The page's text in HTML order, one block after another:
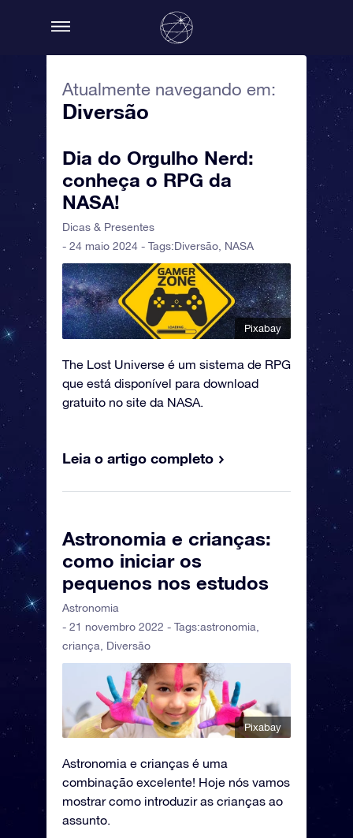
Atualmente navegando em:
Diversão
Dia do Orgulho Nerd:
conheça o RPG da
NASA!
Dicas & Presentes
- 24 maio 2024 - Tags:Diversão NASA
Pixabay
The Lost Universe é um sistema de RPG
que está disponível para download
gratuito no site da NASA.
Leia o artigo completo
Astronomia e crianças:
como iniciar os
pequenos nos estudos
Astronomia
- 21 novembro 2022 - Tags:astronomia
criança
Diversão
Pixabay
Astronomia e crianças é uma
combinação excelente! Hoje nós vamos
mostrar como introduzir as crianças ao
assunto.